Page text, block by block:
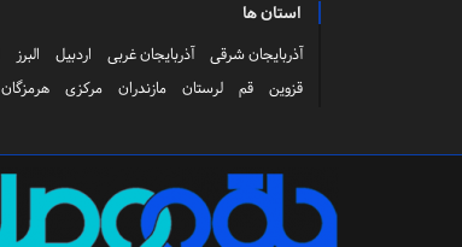
استان ها
آذربایجان شرقی آذربایجان غربی اردبیل البرز
قزوین
قم لرستان مازندران مرکزی هرمزگان